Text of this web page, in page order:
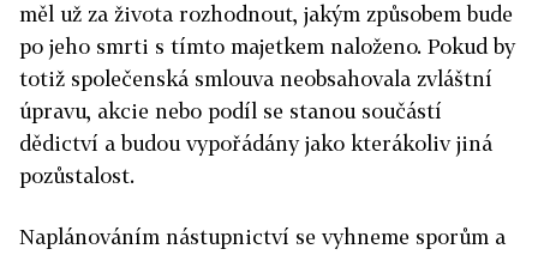
měl už za života rozhodnout, jakým způsobem bude
po jeho smrti s tímto majetkem naloženo. Pokud by
totiž společenská smlouva neobsahovala zvláštní
úpravu, akcie nebo podíl se stanou součástí
dědictví a budou vypořádány jako kterákoliv jiná
pozůstalost.
Naplánováním nástupnictví se vyhneme sporům a